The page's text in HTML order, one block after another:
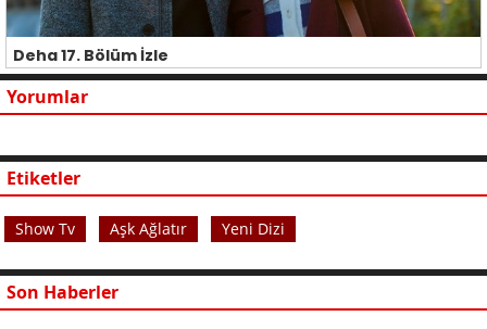
Deha 17. Bölüm İzle
Yorumlar
Etiketler
Show Tv Aşk Ağlatır Yeni Dizi
Son Haberler